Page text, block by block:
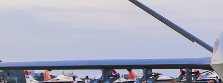
[err:数据源标签'pe-取得节点名称'模板转换